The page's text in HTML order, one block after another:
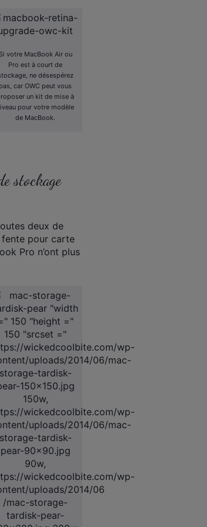
Si votre MacBook Air ou
Pro est à court de
ne désespérez
pas, car OWC peut vous
un kit de mise à
pour votre modèle
de MacBook.
stockage
deux de
fente pour carte
Pro n’ont plus